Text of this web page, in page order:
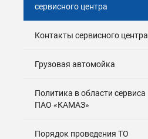
сервисного центра
Контакты сервисного центра
Грузовая автомойка
Политика в области сервиса
ПАО «КАМАЗ»
Порядок проведения ТО